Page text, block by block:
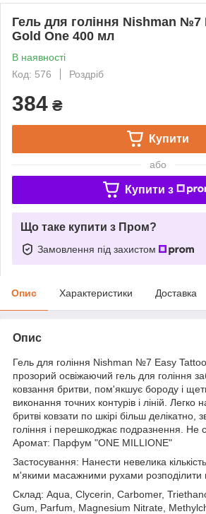
Гель для гоління Nishman №7
Gold One 400 мл
В наявності
Код: 576
Роздріб
384 ₴
Купити
або
Купити з
Що таке купити з Пром?
Замовлення під захистом
Опис Характеристики Доставка
Опис
Гель для гоління Nishman №7 Easy
прозорий освіжаючий гель для гоління
ковзання бритви, пом'якшує бороду і
виконання точних контурів і ліній. Легко
бритві ковзати по шкірі більш делікатно,
гоління і перешкоджає подразнення. Не
Аромат: Парфум "ONE MILLIONE"
Застосування: Нанести невелика
м'якими масажними рухами розподілити
Склад: Aqua, Clycerin, Carbomer,
Gum, Parfum, Magnesium Nitrate,